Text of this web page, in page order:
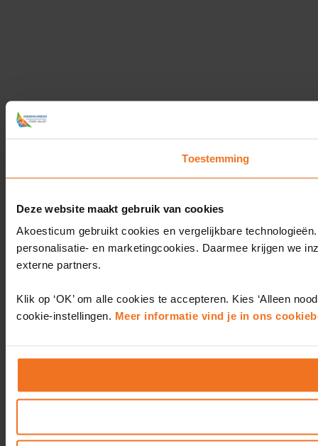
Toestemming
Deze website maakt gebruik van cookies
Akoesticum gebruikt cookies en vergelijkbare
personalisatie- en marketingcookies. Daarmee krijgen we
externe partners.
Klik op ‘OK’ om alle cookies te accepteren. Kies ‘Alleen
cookie-instellingen. Meer informatie vind je in ons